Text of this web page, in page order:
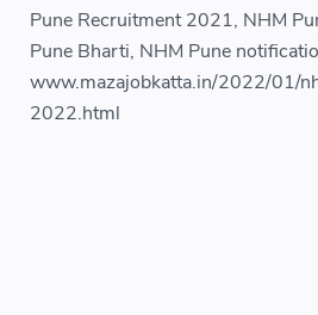
Pune Recruitment 2021, NHM
Pune Bharti, NHM Pune
www.mazajobkatta.in/2022/01/
2022.html